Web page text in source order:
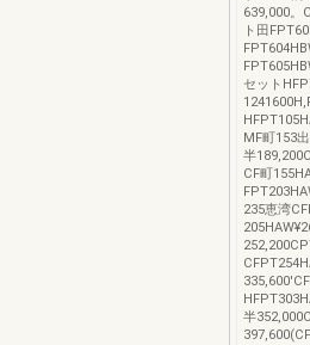
639,000。
ト田
セット
MF町153
半
CF町
235恵湾
半